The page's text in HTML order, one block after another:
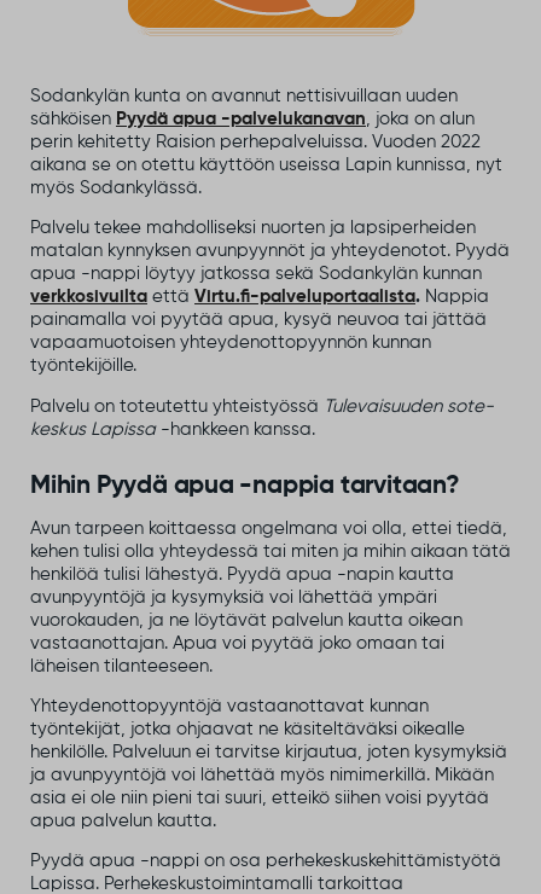
Sodankylän kunta on avannut nettisivuillaan uuden
sähköisen Pyydä apua -palvelukanavan, joka on alun
perin kehitetty Raision perhepalveluissa. Vuoden 2022
aikana se on otettu käyttöön useissa Lapin kunnissa, nyt
myös Sodankylässä.
Palvelu tekee mahdolliseksi nuorten ja lapsiperheiden
matalan kynnyksen avunpyynnöt ja yhteydenotot. Pyydä
apua -nappi löytyy jatkossa sekä Sodankylän kunnan
verkkosivuilta että Virtu.fi-palveluportaalista. Nappia
painamalla voi pyytää apua, kysyä neuvoa tai jättää
vapaamuotoisen yhteydenottopyynnön kunnan
työntekijöille.
Palvelu on toteutettu yhteistyössä Tulevaisuuden sote-
keskus Lapissa-hankkeen kanssa.
Mihin Pyydä apua -nappia tarvitaan?
Avun tarpeen koittaessa ongelmana voi olla, ettei tiedä,
kehen tulisi olla yhteydessä tai miten ja mihin aikaan tätä
henkilöä tulisi lähestyä. Pyydä apua -napin kautta
avunpyyntöjä ja kysymyksiä voi lähettää ympäri
vuorokauden, ja ne löytävät palvelun kautta oikean
vastaanottajan. Apua voi pyytää joko omaan tai
läheisen tilanteeseen.
Yhteydenottopyyntöjä vastaanottavat kunnan
työntekijät, jotka ohjaavat ne käsiteltäväksi oikealle
henkilölle. Palveluun ei tarvitse kirjautua, joten kysymyksiä
ja avunpyyntöjä voi lähettää myös nimimerkillä. Mikään
asia ei ole niin pieni tai suuri, etteikö siihen voisi pyytää
apua palvelun kautta.
Pyydä apua -nappi on osa perhekeskuskehittämistyötä
Lapissa. Perhekeskustoimintamalli tarkoittaa